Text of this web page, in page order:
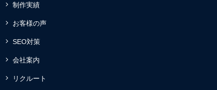
制作実績
お客様の声
SEO対策
会社案内
リクルート